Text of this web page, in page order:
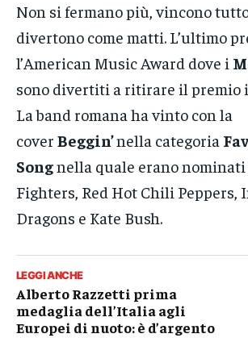
Non si fermano più, vincono
divertono come matti. L’ultimo
l’American Music Award dove i
sono divertiti a ritirare il premio
La band romana ha vinto con la
cover Beggin’nella categoria
Songnella quale erano nominati
Fighters, Red Hot Chili Peppers,
Dragons e Kate Bush.
LEGGI ANCHE
Alberto Razzetti prima
medaglia dell’Italia agli
Europei di nuoto: è d’argento